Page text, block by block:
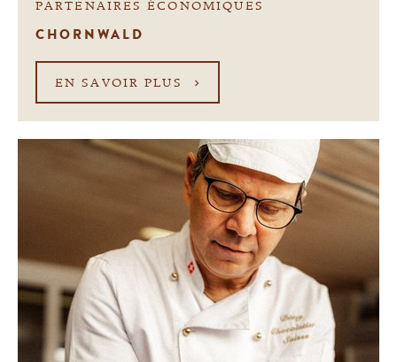
PARTENAIRES ÉCONOMIQUES
CHORNWALD
EN SAVOIR PLUS